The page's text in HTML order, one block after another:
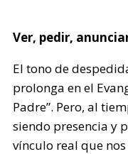
Ver, pedir,
El tono de
prolonga en el
Padre”. Pero, al
siendo presencia y
vínculo real que nos